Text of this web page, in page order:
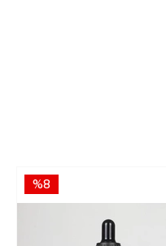
%8